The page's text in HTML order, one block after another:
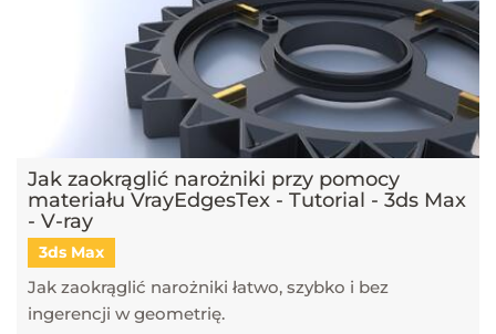
Jak zaokrąglić narożniki przy pomocy
materiału VrayEdgesTex - Tutorial - 3ds Max
- V-ray
3ds Max
Jak zaokrąglić narożniki łatwo, szybko i bez
ingerencji w geometrię.